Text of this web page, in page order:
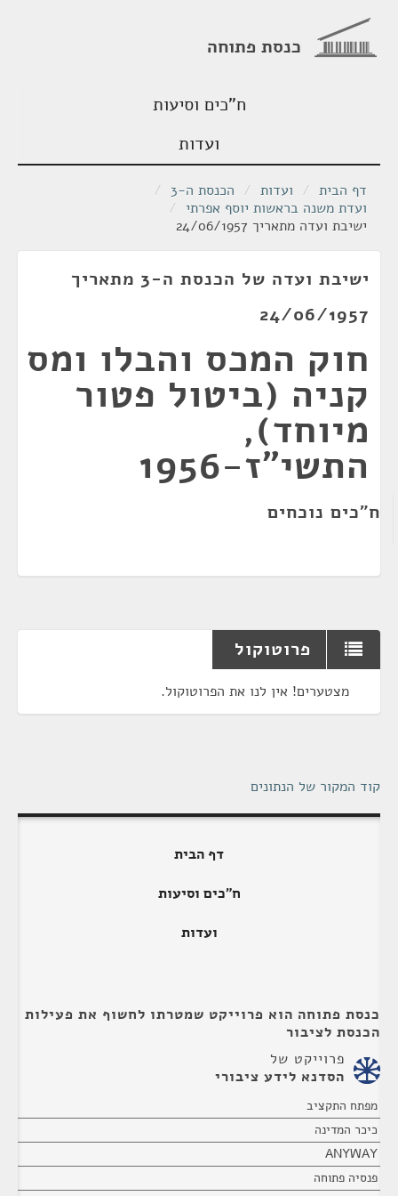
כנסת פתוחה
ח"כים וסיעות
ועדות
דף הבית / ועדות / הכנסת ה-3
/
ועדת משנה בראשות יוסף אפרתי /
ישיבת ועדה מתאריך 24/06/1957
ישיבת ועדה של הכנסת ה-3 מתאריך
24/06/1957
חוק המכס והבלו ומס
קניה (ביטול פטור
מיוחד),
התשי"ז-1956
ח"כים נוכחים
פרוטוקול
מצטערים! אין לנו את הפרוטוקול.
קוד המקור של הנתונים
דף הבית
ח"כים וסיעות
ועדות
כנסת פתוחה הוא פרוייקט שמטרתו לחשוף את פעילות
הכנסת לציבור
פרוייקט של
הסדנא לידע ציבורי
מפתח התקציב
כיכר המדינה
ANYWAY
פנסיה פתוחה